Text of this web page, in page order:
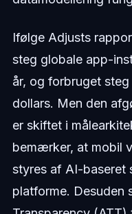
Ifølge Adjusts
steg globale app-
år, og forbruget
dollars. Men den
er skiftet i
bemærker, at mobil
styres af AI-
platforme. Desuden